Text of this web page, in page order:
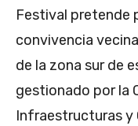
Festival pretende
convivencia
de la zona sur de
gestionado por la
Infraestructuras y